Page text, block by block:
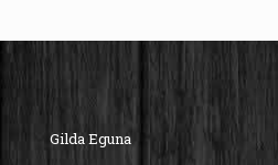
Gilda Eguna